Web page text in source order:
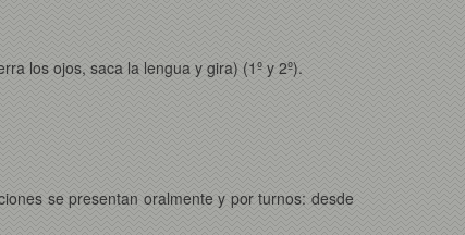
los ojos, saca la lengua y gira) (1º y 2º).
se presentan oralmente y por turnos: desde